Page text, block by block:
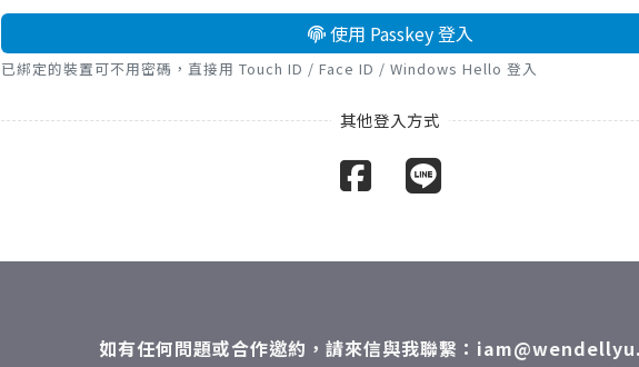
使用 Passkey 登入
已綁定的裝置可不用密碼，直接用 Touch ID / Face ID / Windows Hello 登入
如有任何問題或合作邀約，請來信與我聯繫：